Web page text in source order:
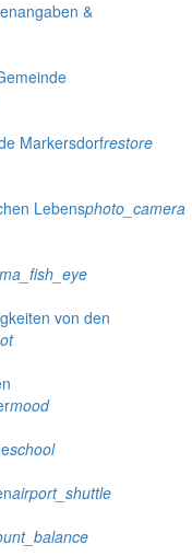
&
Markersdorfrestore
Lebensphoto_camera
von den
mood
school
airport_shuttle